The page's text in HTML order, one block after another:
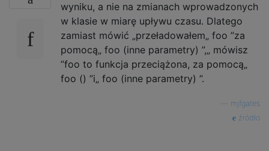
wyniku, a nie na zmianach wprowadzonych
w klasie w miarę upływu czasu. Dlatego
zamiast mówić „przeładowałem„ foo ”za
pomocą„ foo (inne parametry) ”,„ mówisz
”foo to funkcja przeciążona, za pomocą„
foo () ”i„ foo (inne parametry) ”.
mjfgates
źródło